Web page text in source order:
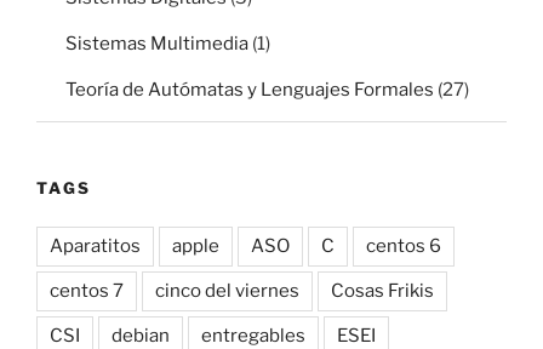
Sistemas Multimedia (1)
Teoría de Autómatas y Lenguajes Formales (27)
TAGS
Aparatitos apple ASO C centos 6
centos 7 cinco del viernes Cosas Frikis
CSI debian entregables ESEI